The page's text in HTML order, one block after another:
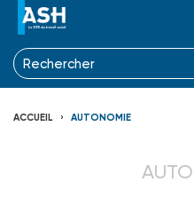
ACCUEIL AUTONOMIE